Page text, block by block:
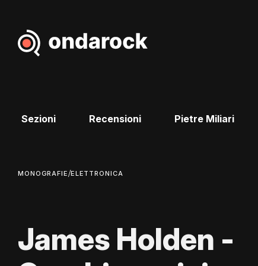
Sezioni Recensioni Pietre Miliari
MONOGRAFIE/ELETTRONICA
James Holden -